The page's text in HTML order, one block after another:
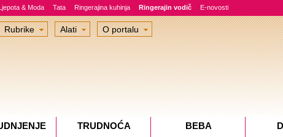
& Moda Tata Ringerajina kuhinja Ringerajin vodič E-novosti
Rubrike Alati O portalu
TRUDNOĆA BEBA